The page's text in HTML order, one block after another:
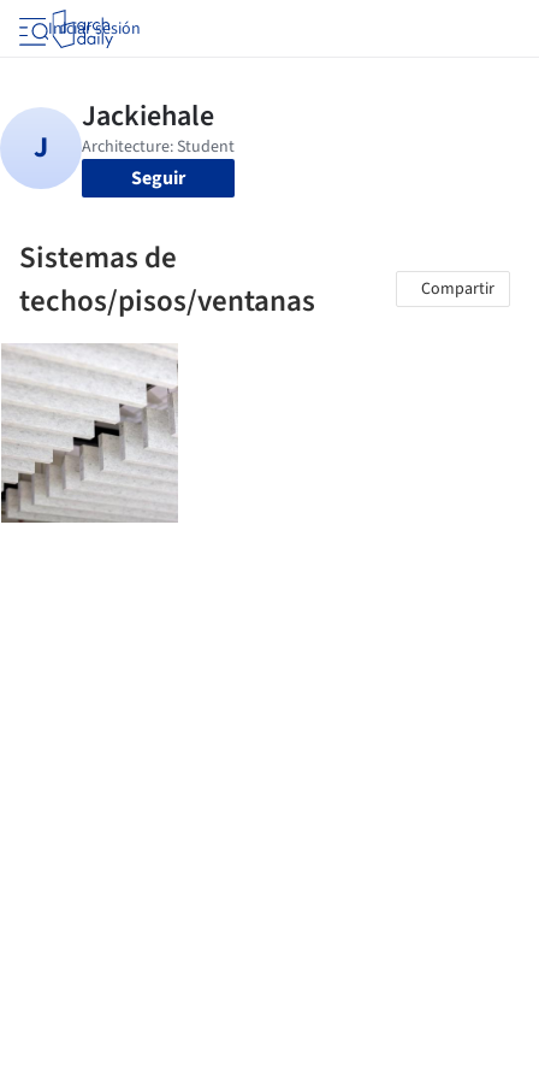
Iniciar sesión
Seguir
Sistemas de
techos/pisos/ventanas
Compartir